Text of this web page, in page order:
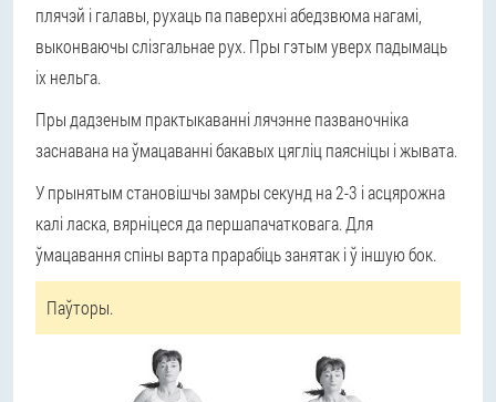
плячэй і галавы, рухаць па паверхні абедзвюма нагамі,
выконваючы слізгальнае рух. Пры гэтым уверх падымаць
іх нельга.
Пры дадзеным практыкаванні лячэнне пазваночніка
заснавана на ўмацаванні бакавых цягліц паясніцы і жывата.
У прынятым становішчы замры секунд на 2-3 і асцярожна
калі ласка, вярніцеся да першапачатковага. Для
ўмацавання спіны варта прарабіць занятак і ў іншую бок.
Паўторы.